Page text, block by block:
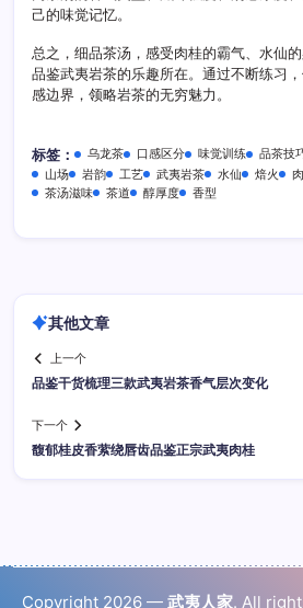
己的味觉记忆。
总之，细品茶汤，感受肉桂的霸气、水仙
品鉴武夷岩茶的乐趣所在。通过不断练习
感边界，领略岩茶的无穷魅力。
标签： 乌龙茶 口感区分 味觉训练 品茶技
山场
岩韵 工艺 武夷岩茶 水仙 焙火
茶汤滋味
茶道 醇厚度 香型
其他文章
上一个
品鉴干货梳理三款武夷岩茶香气层次变化
下一个
馥郁桂皮香萦绕唇齿品鉴正宗武夷肉桂
Copyright 2026 — 武夷人家. All